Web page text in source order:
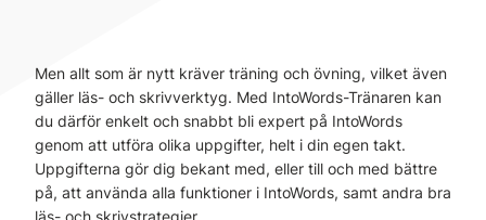
Men allt som är nytt kräver träning och övning, vilket även
gäller läs- och skrivverktyg. Med IntoWords-Tränaren kan
du därför enkelt och snabbt bli expert på IntoWords
genom att utföra olika uppgifter, helt i din egen takt.
Uppgifterna gör dig bekant med, eller till och med bättre
på, att använda alla funktioner i IntoWords, samt andra bra
läs- och skrivstrategier.